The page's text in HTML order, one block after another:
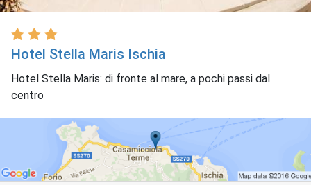
Hotel Stella Maris Ischia
Hotel Stella Maris: di fronte al mare, a pochi passi dal
centro